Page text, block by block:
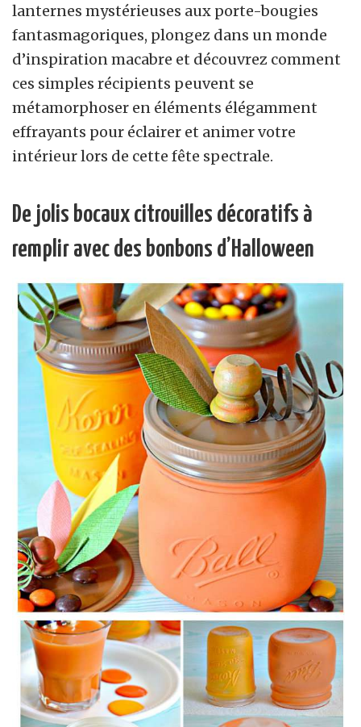
lanternes mystérieuses aux porte-bougies
fantasmagoriques, plongez dans un monde
d’inspiration macabre et découvrez comment
ces simples récipients peuvent se
métamorphoser en éléments élégamment
effrayants pour éclairer et animer votre
intérieur lors de cette fête spectrale.
De jolis bocaux citrouilles décoratifs à
remplir avec des bonbons d’Halloween